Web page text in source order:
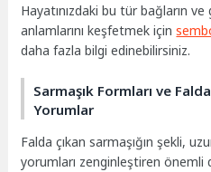
Hayatınızdaki bu tür bağların
anlamlarını keşfetmek için
daha fazla bilgi edinebilirsiniz.
Sarmaşık Formları ve
Yorumlar
Falda çıkan sarmaşığın şekli,
yorumları zenginleştiren önemli